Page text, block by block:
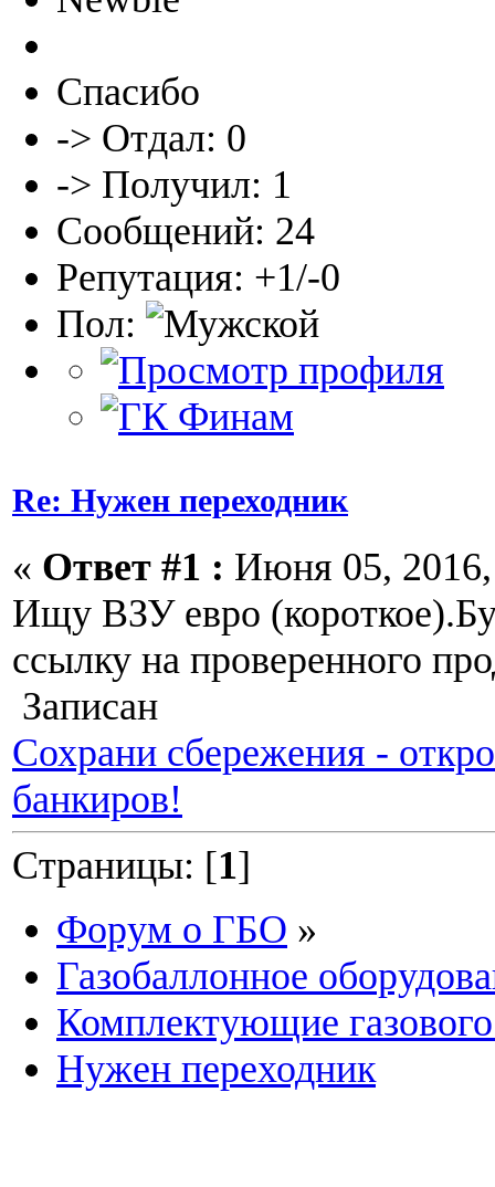
Спасибо
-> Отдал: 0
-> Получил: 1
Сообщений: 24
Репутация: +1/-0
Пол:
Re: Нужен переходник
« Ответ #1 : Июня 05,
Ищу ВЗУ евро
ссылку на проверенного
Записан
Сохрани сбережения -
банкиров!
Страницы: [1]
Форум о ГБО »
Газобаллонное
Комплектующие
Нужен переходник